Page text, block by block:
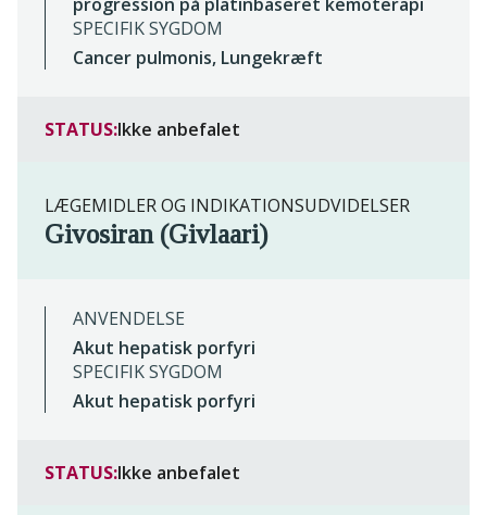
SPECIFIK SYGDOM
Cancer pulmonis, Lungekræft
STATUS:Ikke anbefalet
LÆGEMIDLER OG INDIKATIONSUDVIDELSER
Givosiran (Givlaari)
ANVENDELSE
Akut hepatisk porfyri
SPECIFIK SYGDOM
Akut hepatisk porfyri
STATUS:Ikke anbefalet